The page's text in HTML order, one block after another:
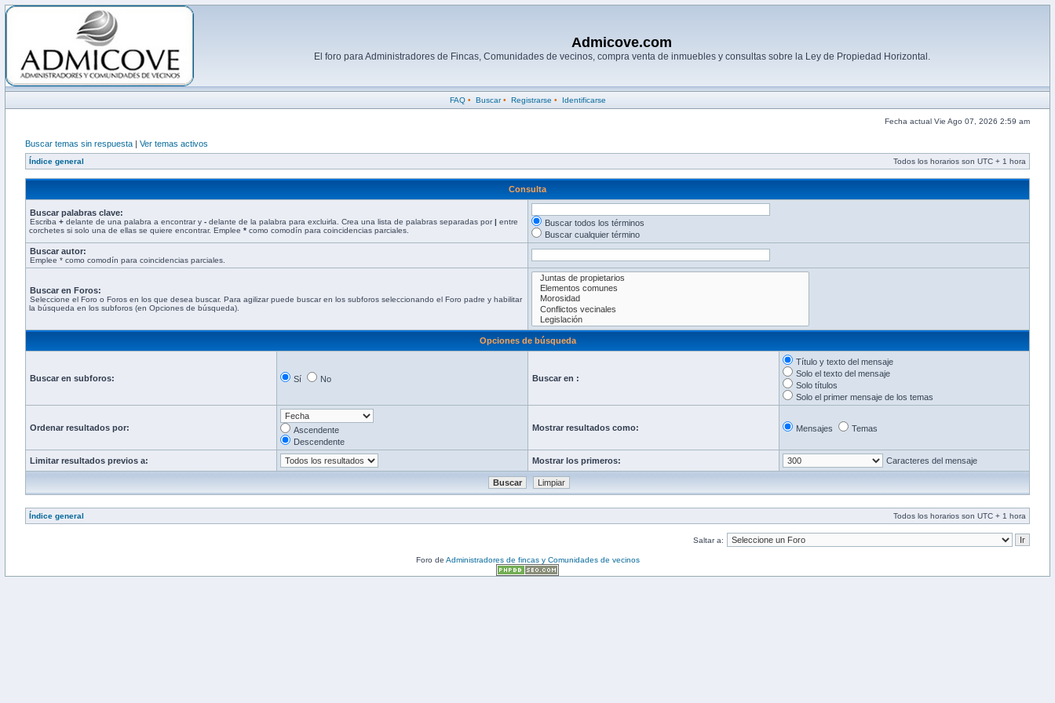
Admicove.com
El foro para Administradores de Fincas, Comunidades de vecinos, compra venta de inmuebles y consultas sobre la Ley de Propiedad Horizontal.
FAQ• Buscar• Registrarse • Identificarse
Fecha actual Vie Ago 07, 2026 2:59 am
Buscar temas sin respuesta | Ver temas activos
Índice general Todos los horarios son UTC + 1 hora
Consulta
Buscar palabras clave:
Escriba + delante de una palabra a encontrar y - delante de la palabra para excluirla. Crea una lista de palabras separadas por| entre
corchetes si solo una de ellas se quiere encontrar. Emplee * como comodín para coincidencias parciales.
Buscar todos los términos
Buscar cualquier término
Buscar autor:
Emplee * como comodín para coincidencias parciales.
Buscar en Foros:
Seleccione el Foro o Foros en los que desea buscar. Para agilizar puede buscar en los subforos seleccionando el Foro padre y habilitar
la búsqueda en los subforos (en Opciones de búsqueda).
Opciones de búsqueda
Buscar en subforos: Sí No Buscar en :
Título y texto del mensaje
Solo el texto del mensaje
Solo títulos
Solo el primer mensaje de los temas
Ordenar resultados por:
Ascendente
Descendente
Mostrar resultados como: Mensajes Temas
Limitar resultados previos a: Mostrar los primeros: Caracteres del mensaje
Índice general Todos los horarios son UTC + 1 hora
Saltar a:
Foro de Administradores de fincas y Comunidades de vecinos